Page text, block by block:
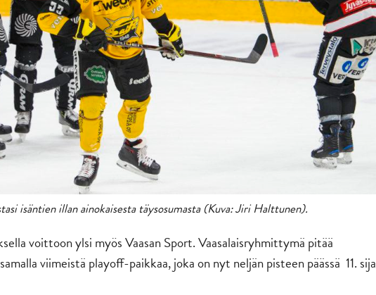
isäntien illan ainokaisesta täysosumasta (Kuva: Jiri Halttunen).
voittoon ylsi myös Vaasan Sport. Vaasalaisryhmittymä pitää
viimeistä playoff-paikkaa, joka on nyt neljän pisteen päässä 11.